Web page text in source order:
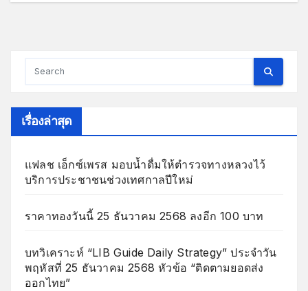
เรื่องล่าสุด
แฟลช เอ็กซ์เพรส มอบน้ำดื่มให้ตำรวจทางหลวงไว้
บริการประชาชนช่วงเทศกาลปีใหม่
ราคาทองวันนี้ 25 ธันวาคม 2568 ลงอีก 100 บาท
บทวิเคราะห์ “LIB Guide Daily Strategy” ประจำวัน
พฤหัสที่ 25 ธันวาคม 2568 หัวข้อ “ติดตามยอดส่ง
ออกไทย”